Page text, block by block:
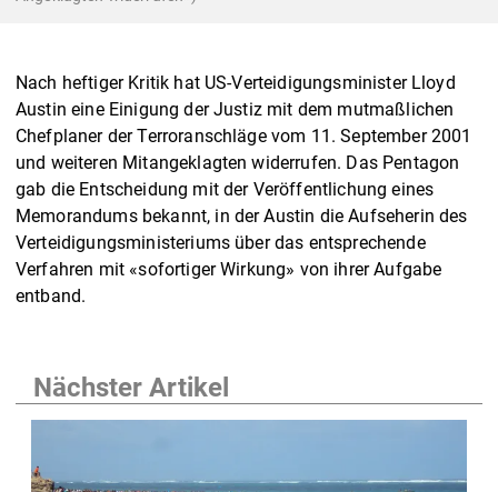
Nach heftiger Kritik hat US-Verteidigungsminister Lloyd
Austin eine Einigung der Justiz mit dem mutmaßlichen
Chefplaner der Terroranschläge vom 11. September 2001
und weiteren Mitangeklagten widerrufen. Das Pentagon
gab die Entscheidung mit der Veröffentlichung eines
Memorandums bekannt, in der Austin die Aufseherin des
Verteidigungsministeriums über das entsprechende
Verfahren mit «sofortiger Wirkung» von ihrer Aufgabe
entband.
Nächster Artikel